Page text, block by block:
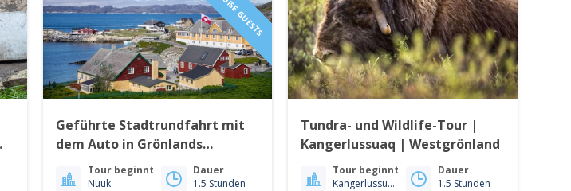
Geführte Stadtrundfahrt mit
dem Auto in Grönlands
Hauptstadt Nuuk
Tour beginnt
Nuuk
Dauer
1.5 Stunden
Tundra- und Wildlife-Tour |
Kangerlussuaq | Westgrönland
Tour beginnt
Kangerlussuaq
Dauer
1.5 Stunden